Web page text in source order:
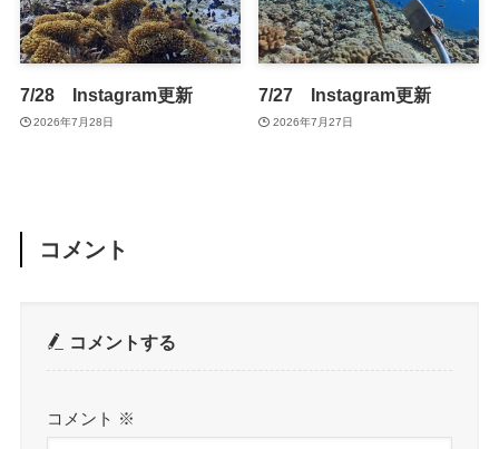
7/28 Instagram更新
2026年7月28日
7/27 Instagram更新
2026年7月27日
コメント
コメントする
コメント ※